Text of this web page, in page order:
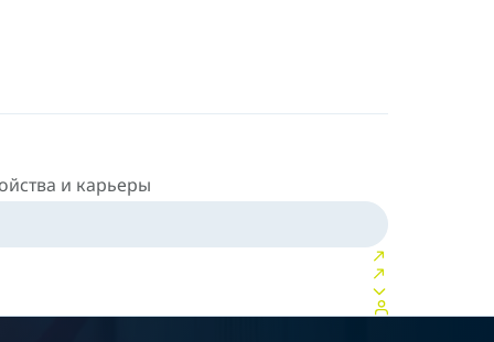
и карьеры